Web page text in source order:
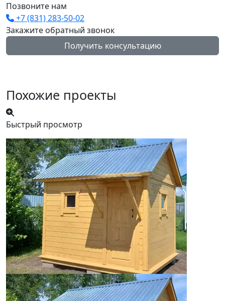
Позвоните нам
+7 (831) 283-50-02
Закажите обратный звонок
Получить консультацию
Похожие проекты
Быстрый просмотр